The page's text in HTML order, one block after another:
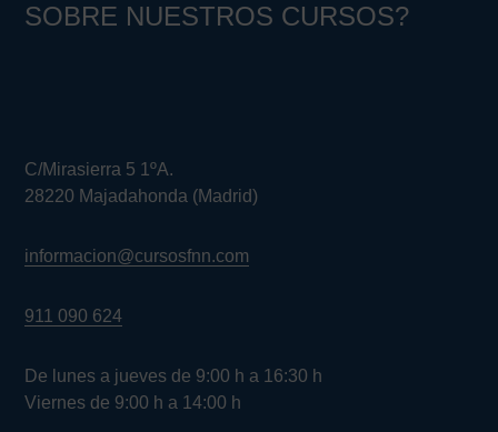
SOBRE NUESTROS CURSOS?
C/Mirasierra 5 1ºA.
28220 Majadahonda (Madrid)
informacion@cursosfnn.com
911 090 624
De lunes a jueves de 9:00 h a 16:30 h
Viernes de 9:00 h a 14:00 h